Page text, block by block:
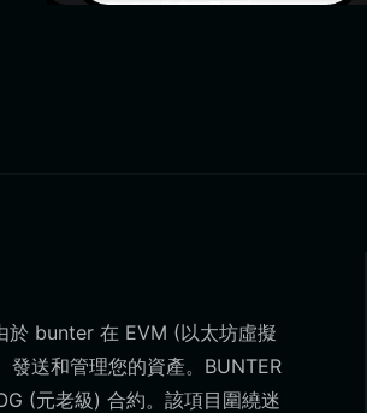
於 bunter 在 EVM (以太坊虛擬
送和管理您的資產。BUNTER
(元老級) 合約。該項目圍繞迷